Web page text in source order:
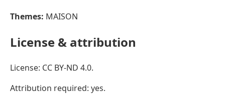
Themes: MAISON
License & attribution
License: CC BY-ND 4.0.
Attribution required: yes.